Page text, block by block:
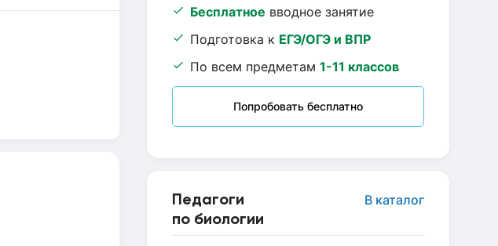
Бесплатное вводное занятие
Подготовка к ЕГЭ/ОГЭ и ВПР
По всем предметам 1-11 классов
Попробовать бесплатно
Педагоги
по биологии
В каталог